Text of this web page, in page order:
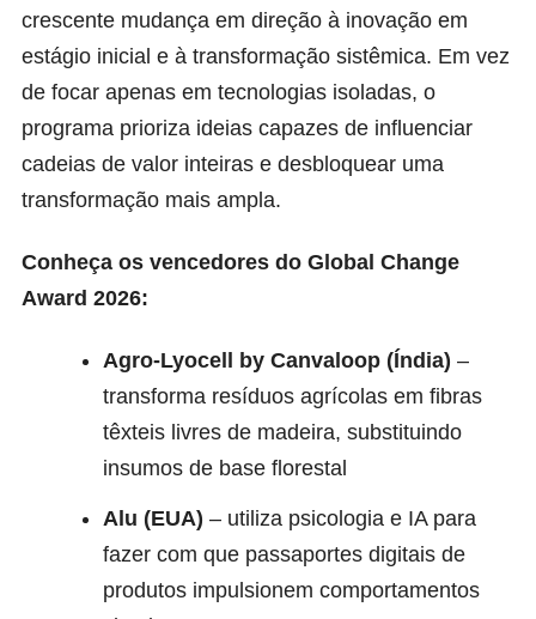
crescente mudança em direção à inovação em
estágio inicial e à transformação sistêmica. Em vez
de focar apenas em tecnologias isoladas, o
programa prioriza ideias capazes de influenciar
cadeias de valor inteiras e desbloquear uma
transformação mais ampla.
Conheça os vencedores do Global Change
Award 2026:
Agro-Lyocell by Canvaloop (Índia) –
transforma resíduos agrícolas em fibras
têxteis livres de madeira, substituindo
insumos de base florestal
Alu (EUA) – utiliza psicologia e IA para
fazer com que passaportes digitais de
produtos impulsionem comportamentos